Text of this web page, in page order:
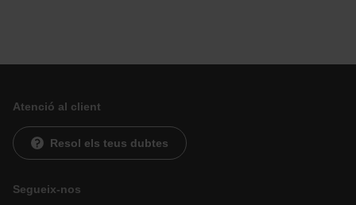
Atenció al client
Resol els teus dubtes
Segueix-nos